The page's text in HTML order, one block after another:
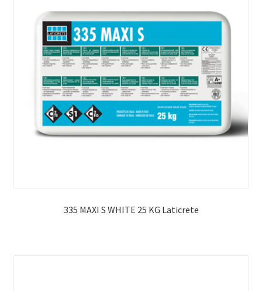
335 MAXI S WHITE 25 KG Laticrete